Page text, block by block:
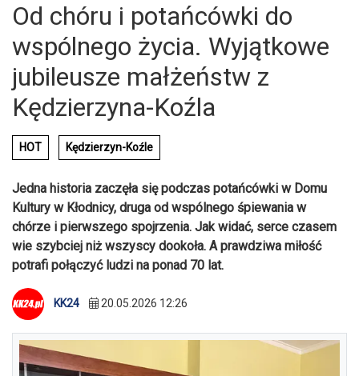
Od chóru i potańcówki do
wspólnego życia. Wyjątkowe
jubileusze małżeństw z
Kędzierzyna-Koźla
HOT Kędzierzyn-Koźle
Jedna historia zaczęła się podczas potańcówki w Domu
Kultury w Kłodnicy, druga od wspólnego śpiewania w
chórze i pierwszego spojrzenia. Jak widać, serce czasem
wie szybciej niż wszyscy dookoła. A prawdziwa miłość
potrafi połączyć ludzi na ponad 70 lat.
KK24 20.05.2026 12:26